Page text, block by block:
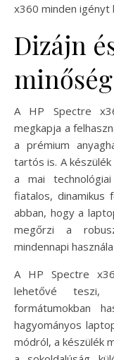
x360 minden igényt
Dizájn
minőség
A HP Spectre
megkapja a
a prémium
tartós is. A
a mai
fiatalos, dinamikus
abban, hogy a
megőrzi a
mindennapi
A HP Spectre
lehetővé teszi,
formátumokban
hagyományos
módról, a készülék